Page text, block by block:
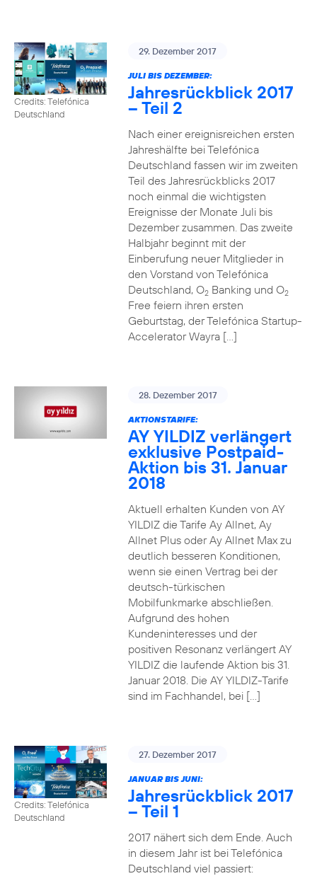
Credits: Telefónica
Deutschland
29. Dezember 2017
JULI BIS DEZEMBER:
Jahresrückblick 2017
– Teil 2
Nach einer ereignisreichen ersten
Jahreshälfte bei Telefónica
Deutschland fassen wir im zweiten
Teil des Jahresrückblicks 2017
noch einmal die wichtigsten
Ereignisse der Monate Juli bis
Dezember zusammen. Das zweite
Halbjahr beginnt mit der
Einberufung neuer Mitglieder in
den Vorstand von Telefónica
Deutschland, O2Banking und O2
Free feiern ihren ersten
Geburtstag, der Telefónica Startup-
Accelerator Wayra […]
28. Dezember 2017
AKTIONSTARIFE:
AY YILDIZ verlängert
exklusive Postpaid-
Aktion bis 31. Januar
2018
Aktuell erhalten Kunden von AY
YILDIZ die Tarife Ay Allnet, Ay
Allnet Plus oder Ay Allnet Max zu
deutlich besseren Konditionen,
wenn sie einen Vertrag bei der
deutsch-türkischen
Mobilfunkmarke abschließen.
Aufgrund des hohen
Kundeninteresses und der
positiven Resonanz verlängert AY
YILDIZ die laufende Aktion bis 31.
Januar 2018. Die AY YILDIZ-Tarife
sind im Fachhandel, bei […]
Credits: Telefónica
Deutschland
27. Dezember 2017
JANUAR BIS JUNI:
Jahresrückblick 2017
– Teil 1
2017 nähert sich dem Ende. Auch
in diesem Jahr ist bei Telefónica
Deutschland viel passiert: